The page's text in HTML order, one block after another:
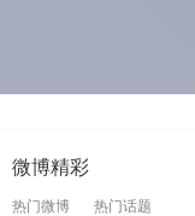
微博精彩
热门微博 热门话题